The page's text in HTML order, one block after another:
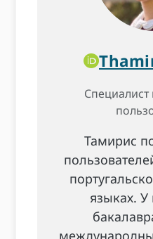
Тамирис
языках. У